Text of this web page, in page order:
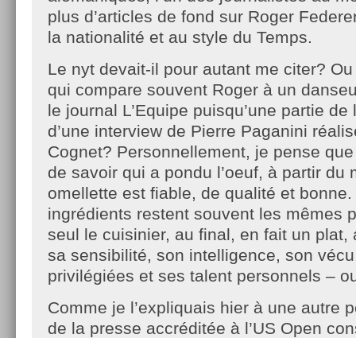
plus d’articles de fond sur Roger
la nationalité et au style du Temps.
Le nyt devait-il pour autant me citer?
qui compare souvent Roger à un
le journal L’Equipe puisqu’une partie de
d’une interview de Pierre Paganini
Cognet? Personnellement, je pense
de savoir qui a pondu l’oeuf, à partir du
omellette est fiable, de qualité et
ingrédients restent souvent les mêmes
seul le cuisinier, au final, en fait un plat,
sa sensibilité, son intelligence, son
privilégiées et ses talent personnels –
Comme je l’expliquais hier à une autre
de la presse accréditée à l’US Open